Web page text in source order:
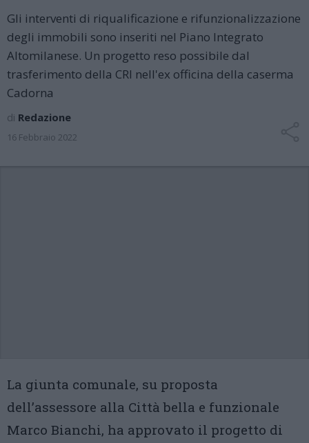
Gli interventi di riqualificazione e rifunzionalizzazione
degli immobili sono inseriti nel Piano Integrato
Altomilanese. Un progetto reso possibile dal
trasferimento della CRI nell'ex officina della caserma
Cadorna
di Redazione
16 Febbraio 2022
La giunta comunale, su proposta
dell’assessore alla Città bella e funzionale
Marco Bianchi, ha approvato il progetto di